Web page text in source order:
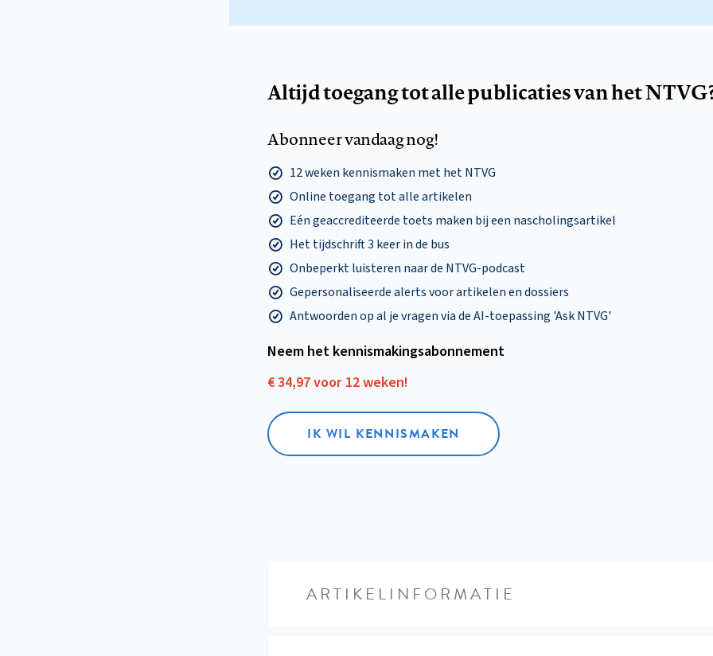
Altijd toegang tot alle publicaties van het
Abonneer vandaag nog!
12 weken kennismaken met het NTVG
Online toegang tot alle artikelen
Eén geaccrediteerde toets maken bij een nascholingsartikel
Het tijdschrift 3 keer in de bus
Onbeperkt luisteren naar de NTVG-podcast
Gepersonaliseerde alerts voor artikelen en dossiers
Antwoorden op al je vragen via de AI-toepassing 'Ask NTVG'
Neem het kennismakings­abonnement
€ 34,97 voor 12 weken!
IK WIL KENNISMAKEN
ARTIKELINFORMATIE